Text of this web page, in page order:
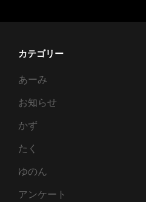
カテゴリー
あーみ
お知らせ
かず
たく
ゆのん
アンケート